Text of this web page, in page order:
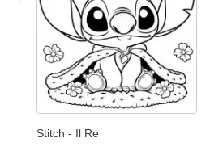
Stitch - Il Re